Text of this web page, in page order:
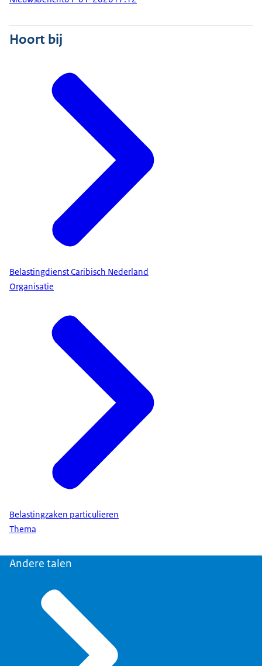
Hoort bij
Belastingdienst Caribisch Nederland
Organisatie
Belastingzaken particulieren
Thema
Andere talen